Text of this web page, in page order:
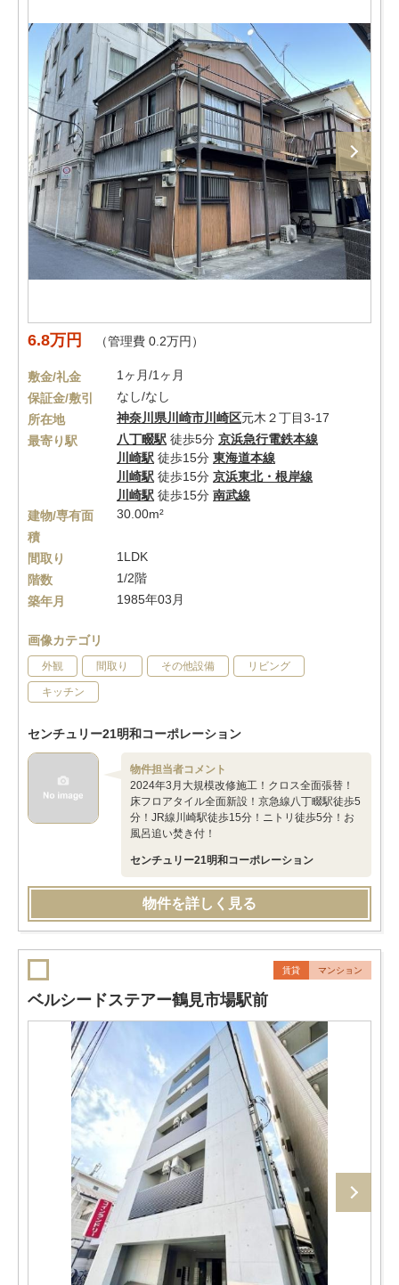
6.8万円 （管理費 0.2万円）
敷金/礼金
1ヶ月/1ヶ月
保証金/敷引
なし/なし
所在地
神奈川県川崎市川崎区元木２丁目3-17
最寄り駅
八丁畷駅 徒歩5分 京浜急行電鉄本線
川崎駅 徒歩15分 東海道本線
川崎駅 徒歩15分 京浜東北・根岸線
川崎駅 徒歩15分 南武線
建物/専有面
積
30.00m²
間取り
1LDK
階数
1/2階
築年月
1985年03月
画像カテゴリ
外観 間取り その他設備 リビング
キッチン
センチュリー21明和コーポレーション
物件担当者コメント
2024年3月大規模改修施工！クロス全面張替！
床フロアタイル全面新設！京急線八丁畷駅徒歩5
分！JR線川崎駅徒歩15分！ニトリ徒歩5分！お
風呂追い焚き付！
センチュリー21明和コーポレーション
物件を詳しく見る
賃貸 マンション
ベルシードステアー鶴見市場駅前